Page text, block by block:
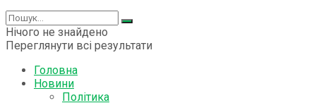
Нічого не знайдено
Переглянути всі результати
Головна
Новини
Політика